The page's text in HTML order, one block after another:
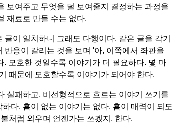
보여주고 무엇을 덜 보여줄지 결정하는 과정을
재료로 만들 수는 없다.
이 일치하니 그래도 다행이다. 같은 글을 각기
반응이 갈리는 것을 보며 '아, 이쪽에서 좌판을
. 모호한 것일수록 이야기가 더 필요하다. 몇 마
때문에 모호할수록 이야기가 되어야 한다.
실패하고, 비선형적으로 흐르는 이야기 쓰기를
다. 흠이 없는 이야기는 없다. 흠이 매력이 되도
처럼 외우며 언젠가는 쓰겠지, 한다.